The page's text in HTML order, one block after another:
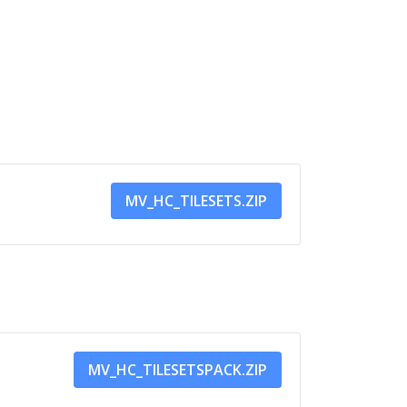
MV_HC_TILESETS.ZIP
MV_HC_TILESETSPACK.ZIP